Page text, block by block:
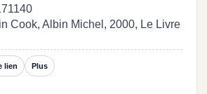
Cook, Albin Michel, 2000, Le Livre
lien Plus